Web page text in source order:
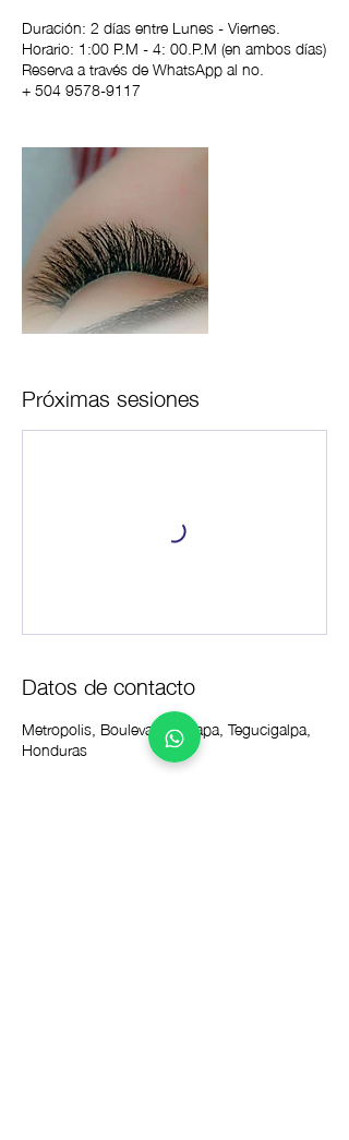
Duración: 2 días entre Lunes - Viernes.
Horario: 1:00 P.M - 4: 00.P.M (en ambos días)
Reserva a través de WhatsApp al no.
+ 504 9578-9117
Próximas sesiones
Datos de contacto
Metropolis, Boulevard Suyapa, Tegucigalpa,
Honduras